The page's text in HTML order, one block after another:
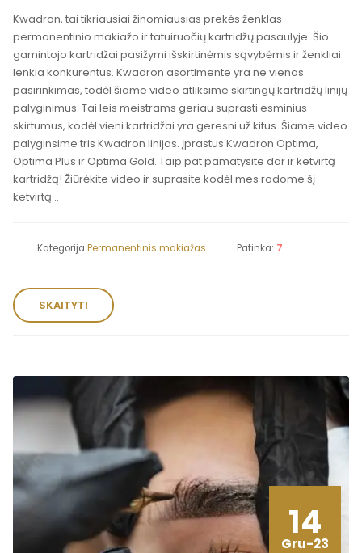
Kwadron, tai tikriausiai žinomiausias prekės ženklas
permanentinio makiažo ir tatuiruočių kartridžų pasaulyje. Šio
gamintojo kartridžai pasižymi išskirtinėmis sąvybėmis ir ženkliai
lenkia konkurentus. Kwadron asortimente yra ne vienas
pasirinkimas, todėl šiame video atliksime skirtingų kartridžų linijų
palyginimus. Tai leis meistrams geriau suprasti esminius
skirtumus, kodėl vieni kartridžai yra geresni už kitus. Šiame video
palyginsime tris Kwadron linijas. Įprastus Kwadron Optima,
Optima Plus ir Optima Gold. Taip pat pamatysite dar ir ketvirtą
kartridžą! Žiūrėkite video ir suprasite kodėl mes rodome šį
ketvirtą...
Kategorija:Permanentinis makiažas Patinka: 7
SKAITYTI
14
Gru-23